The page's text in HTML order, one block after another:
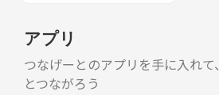
アプリ
つなげーとのアプリを手に入れ
とつながろう